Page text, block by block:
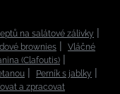
na salátové zálivky
brownies
Vláčné
(Clafoutis)
Perník s jablky
a zpracovat